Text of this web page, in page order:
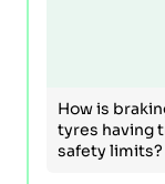
How is
tyres having
safety limits?